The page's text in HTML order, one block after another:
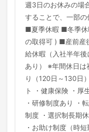
週3日のお休みの場
することで、一部の
■夏季休暇 ■冬季休
の取得可 ) ■産前
給休暇（入社半年
あり） ※年間休日は
り（120日～130日
ト ・健康保険 ・厚
・研修制度あり ・
制度 ・選択制長期
・お助け制度（時